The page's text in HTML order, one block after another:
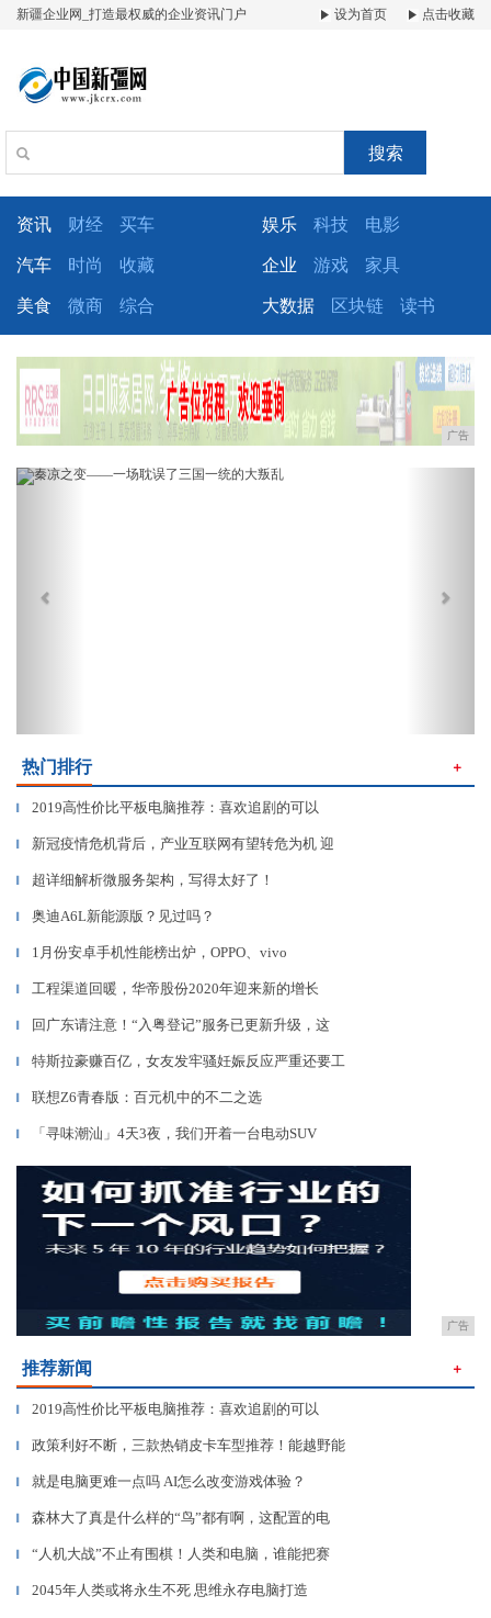
新疆企业网_打造最权威的企业资讯门户 设为首页 点击收藏
搜索
资讯 财经 买车 娱乐 科技 电影
汽车 时尚 收藏 企业 游戏 家具
美食 微商 综合 大数据 区块链 读书
广告
Previous
热门排行 ＋
▎ 2019高性价比平板电脑推荐：喜欢追剧的可以
▎ 新冠疫情危机背后，产业互联网有望转危为机 迎
▎ 超详细解析微服务架构，写得太好了！
▎ 奥迪A6L新能源版？见过吗？
▎ 1月份安卓手机性能榜出炉，OPPO、vivo
▎ 工程渠道回暖，华帝股份2020年迎来新的增长
▎ 回广东请注意！“入粤登记”服务已更新升级，这
▎ 特斯拉豪赚百亿，女友发牢骚妊娠反应严重还要工
▎ 联想Z6青春版：百元机中的不二之选
▎ 「寻味潮汕」4天3夜，我们开着一台电动SUV
广告
推荐新闻 ＋
▎ 2019高性价比平板电脑推荐：喜欢追剧的可以
▎ 政策利好不断，三款热销皮卡车型推荐！能越野能
▎ 就是电脑更难一点吗 AI怎么改变游戏体验？
▎ 森林大了真是什么样的“鸟”都有啊，这配置的电
▎ “人机大战”不止有围棋！人类和电脑，谁能把赛
▎ 2045年人类或将永生不死 思维永存电脑打造